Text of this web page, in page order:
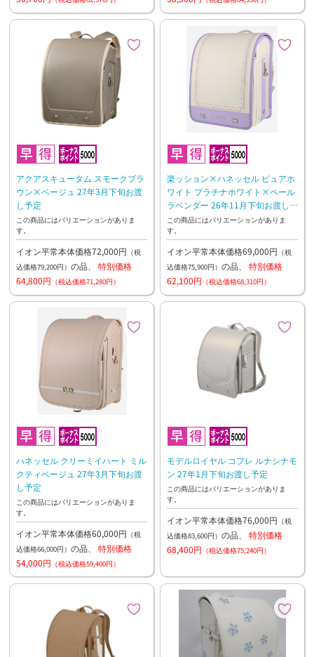
アクアスキュータム スモークブラ
ウン×ベージュ 27年3月下旬お渡
し予定
この商品にはバリエーションがありま
す。
イオン平常本体価格72,000円 （税
込価格79,200円） の品、 特別価格
64,800円 （税込価格71,280円）
楽ッション×ハネッセル ピュアホ
ワイト プラチナホワイト×ペール
ラベンダー 26年11月下旬お渡し予
定
この商品にはバリエーションがありま
す。
イオン平常本体価格69,000円 （税
込価格75,900円） の品、 特別価格
62,100円 （税込価格68,310円）
ハネッセル クリーミイハート ミル
クティベージュ 27年3月下旬お渡
し予定
この商品にはバリエーションがありま
す。
イオン平常本体価格60,000円 （税
込価格66,000円） の品、 特別価格
54,000円 （税込価格59,400円）
モデルロイヤル コフレ ルナシナモ
ン 27年1月下旬お渡し予定
この商品にはバリエーションがありま
す。
イオン平常本体価格76,000円 （税
込価格83,600円） の品、 特別価格
68,400円 （税込価格75,240円）